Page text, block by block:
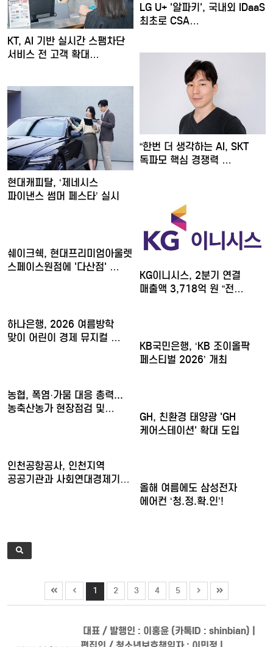
LG U+ '알파키', 국내외 IDaaS
최초로 CSA…
KT, AI 기반 실시간 스팸차단
서비스 전 고객 확대…
“한번 더 생각하는 AI, SKT
독파모 핵심 경쟁력 …
현대캐피탈, ‘제네시스
파이낸스 썸머 페스타’ 실시
KG이니시스, 2분기 연결
매출액 3,718억 원 “전…
쉐이크쉑, 현대프리미엄아울렛
스페이스원점에 '다산점' …
하나은행, 2026 여름방학
맞이 어린이 경제 뮤지컬 …
KB국민은행, ‘KB 조이올팍
페스티벌 2026’ 개최
농협, 폭염·가뭄 대응 총력...
농축산농가 현장점검 및…
GH, 친환경 태양광 'GH
케어스테이션' 확대 도입
인천공항공사, 인천지역
공공기관과 사회연대경제기업
올해 여름에도 삼성전자
에어컨 ‘청.정.확.인’!
1 2 3 4 5
대표 / 발행인 : 이홍윤 (카톡ID : shinbian) |